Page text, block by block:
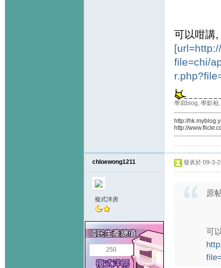
可以咁講
file=chi/
學寫blog, 學影相
http://
http://
chloewong1211
複式洋房
250
發表於 09-3-
原
可